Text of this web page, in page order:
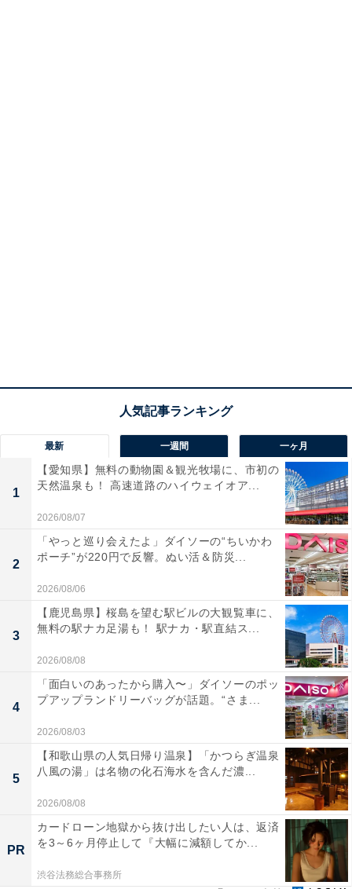
最新 一週間 一ヶ月
1
【愛知県】無料の動物園＆観光牧場に、市初の
天然温泉も！ 高速道路のハイウェイオア...
2026/08/07
2
「やっと巡り会えたよ」ダイソーの“ちいかわ
ポーチ”が220円で反響。ぬい活＆防災...
2026/08/06
3
【鹿児島県】桜島を望む駅ビルの大観覧車に、
無料の駅ナカ足湯も！ 駅ナカ・駅直結ス...
2026/08/08
4
「面白いのあったから購入〜」ダイソーのポッ
プアップランドリーバッグが話題。“さま...
2026/08/03
5
【和歌山県の人気日帰り温泉】「かつらぎ温泉
八風の湯」は名物の化石海水を含んだ濃...
2026/08/08
PR
カードローン地獄から抜け出したい人は、返済
を3～6ヶ月停止して『大幅に減額してか...
渋谷法務総合事務所